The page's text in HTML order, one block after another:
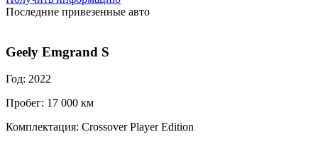
Последние привезенные авто
Geely Emgrand S
Год: 2022
Пробег: 17 000 км
Комплектация: Crossover Player Edition